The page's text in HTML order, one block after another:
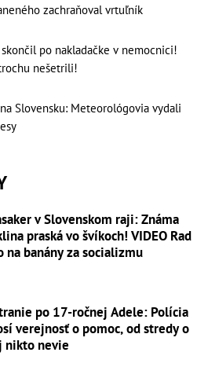
zachraňoval vrtuľník
po nakladačke v nemocnici!
nešetrili!
Slovensku: Meteorológovia vydali
v Slovenskom raji: Známa
praská vo švíkoch! VIDEO Rad
na banány za socializmu
po 17-ročnej Adele: Polícia
verejnosť o pomoc, od stredy o
nikto nevie